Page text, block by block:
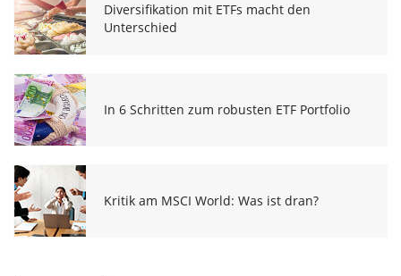
Diversifikation mit ETFs macht den
Unterschied
In 6 Schritten zum robusten ETF Portfolio
Kritik am MSCI World: Was ist dran?